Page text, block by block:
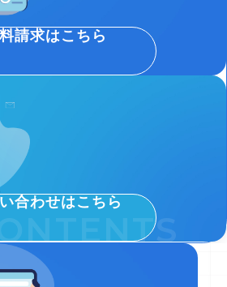
請求はこちら
合わせはこちら